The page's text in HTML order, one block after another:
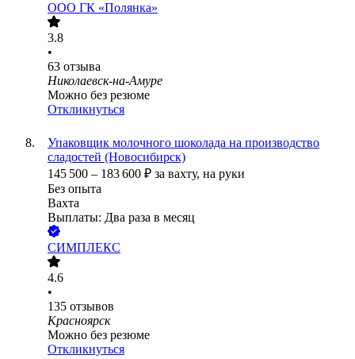
ООО ГК «Полянка»
3.8
•
63 отзыва
Николаевск-на-Амуре
Можно без резюме
Откликнуться
Упаковщик молочного шоколада на производство
сладостей (Новосибирск)
145 500 – 183 600 ₽ за вахту, на руки
Без опыта
Вахта
Выплаты: Два раза в месяц
СИМПЛЕКС
4.6
•
135 отзывов
Красноярск
Можно без резюме
Откликнуться